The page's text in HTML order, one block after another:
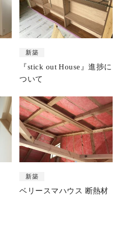
新築
『stick out House』進捗に
ついて
新築
ベリースマハウス 断熱材